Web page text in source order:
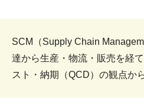
SCM（Supply Chain
達から生産・物流・販売を経
スト・納期（QCD）の観点か